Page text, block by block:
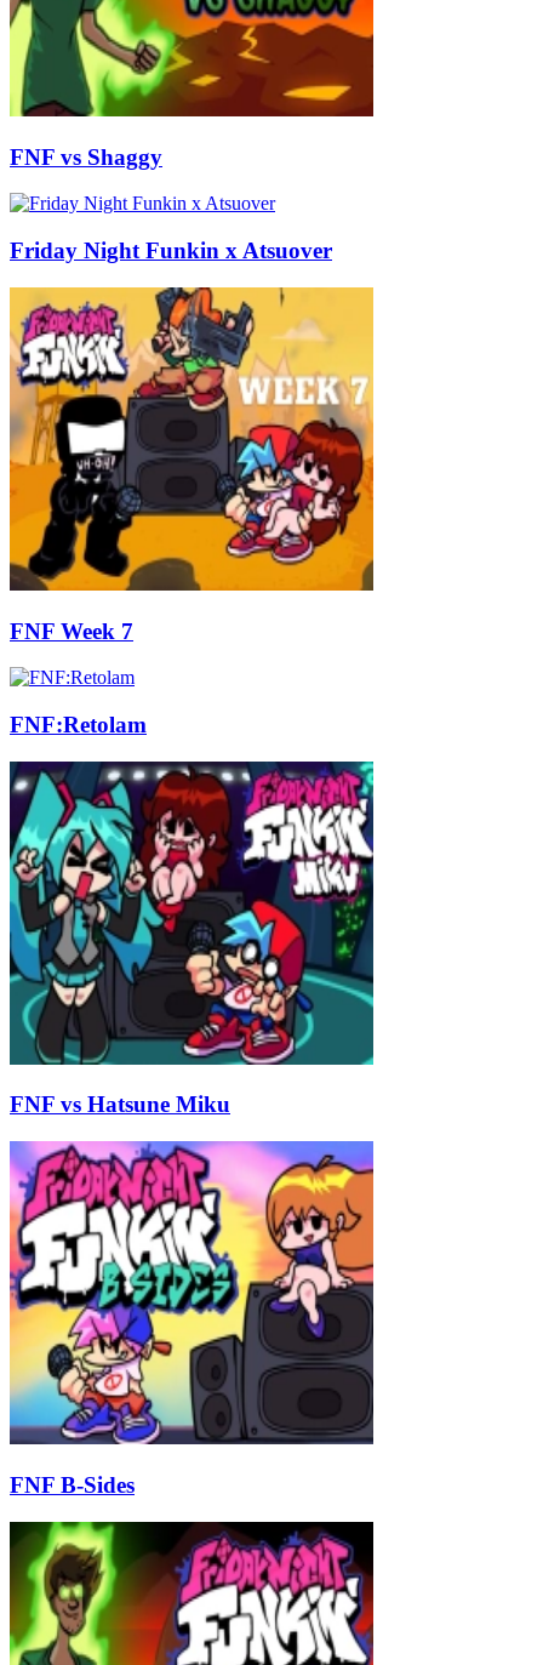
FNF vs Shaggy
Friday Night Funkin x Atsuover
FNF Week 7
FNF:Retolam
FNF vs Hatsune Miku
FNF B-Sides